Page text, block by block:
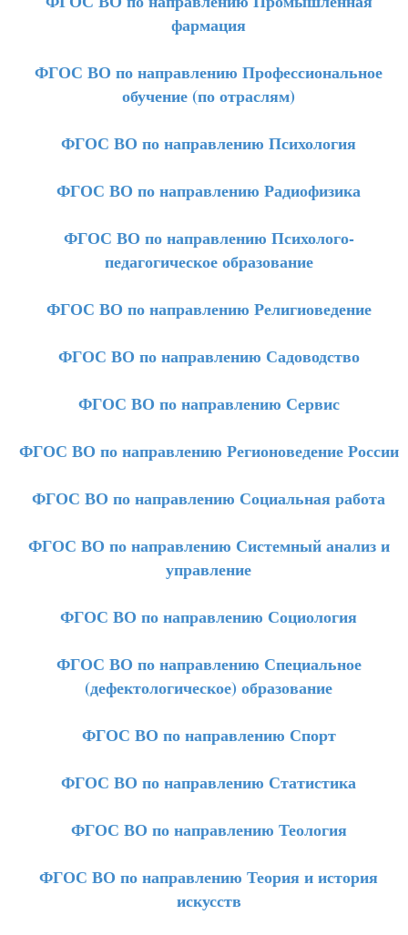
фармация
ФГОС ВО по направлению Профессиональное
обучение (по отраслям)
ФГОС ВО по направлению Психология
ФГОС ВО по направлению Радиофизика
ФГОС ВО по направлению Психолого-
педагогическое образование
ФГОС ВО по направлению Религиоведение
ФГОС ВО по направлению Садоводство
ФГОС ВО по направлению Сервис
ФГОС ВО по направлению Регионоведение России
ФГОС ВО по направлению Социальная работа
ФГОС ВО по направлению Системный анализ и
управление
ФГОС ВО по направлению Социология
ФГОС ВО по направлению Специальное
(дефектологическое) образование
ФГОС ВО по направлению Спорт
ФГОС ВО по направлению Статистика
ФГОС ВО по направлению Теология
ФГОС ВО по направлению Теория и история
искусств